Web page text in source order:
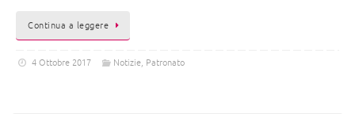
Continua a leggere
4 Ottobre 2017 Notizie, Patronato